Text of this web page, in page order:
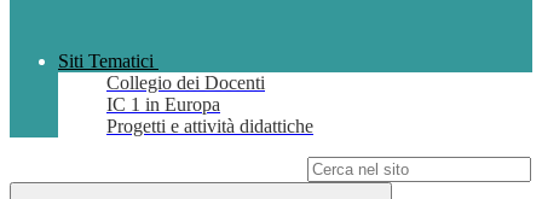
Siti Tematici
Collegio dei Docenti
IC 1 in Europa
Progetti e attività didattiche